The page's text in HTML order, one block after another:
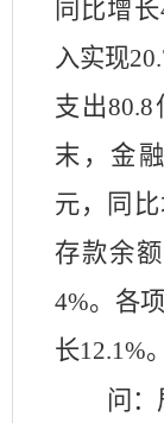
同比增
入实现
支出80.8
末，金
元，同
存款余
4%。各
长12.1%。
问：